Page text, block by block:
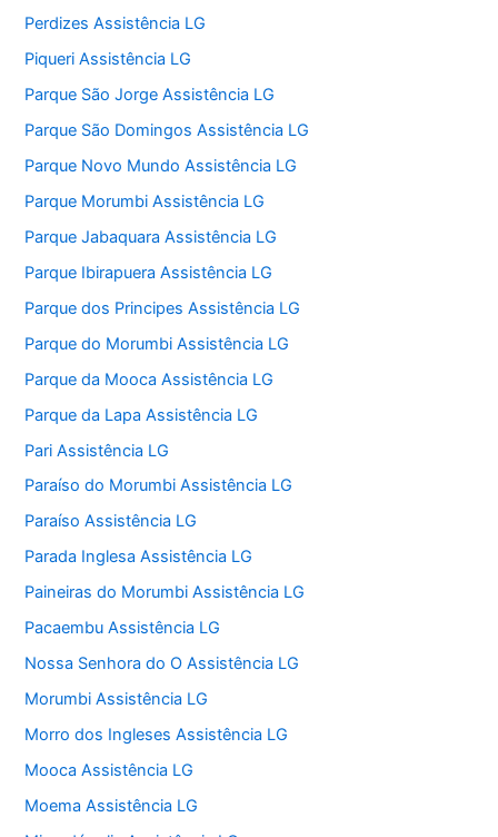
Perdizes Assistência LG
Piqueri Assistência LG
Parque São Jorge Assistência LG
Parque São Domingos Assistência LG
Parque Novo Mundo Assistência LG
Parque Morumbi Assistência LG
Parque Jabaquara Assistência LG
Parque Ibirapuera Assistência LG
Parque dos Principes Assistência LG
Parque do Morumbi Assistência LG
Parque da Mooca Assistência LG
Parque da Lapa Assistência LG
Pari Assistência LG
Paraíso do Morumbi Assistência LG
Paraíso Assistência LG
Parada Inglesa Assistência LG
Paineiras do Morumbi Assistência LG
Pacaembu Assistência LG
Nossa Senhora do O Assistência LG
Morumbi Assistência LG
Morro dos Ingleses Assistência LG
Mooca Assistência LG
Moema Assistência LG